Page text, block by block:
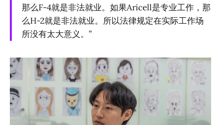
那么F-4就是非法就业。如果Aricell是专业工作，那
么H-2就是非法就业。所以法律规定在实际工作场
所没有太大意义。”